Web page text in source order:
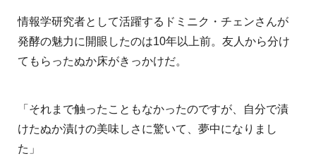
情報学研究者として活躍するドミニク・チェンさんが
発酵の魅力に開眼したのは10年以上前。友人から分け
てもらったぬか床がきっかけだ。
「それまで触ったこともなかったのですが、自分で漬
けたぬか漬けの美味しさに驚いて、夢中になりまし
た」